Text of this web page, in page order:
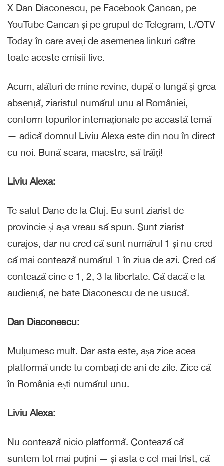
X Dan Diaconescu, pe Facebook Cancan, pe
YouTube Cancan și pe grupul de Telegram, t./OTV
Today în care aveți de asemenea linkuri către
toate aceste emisii live.
Acum, alături de mine revine, după o lungă și grea
absență, ziaristul numărul unu al României,
conform topurilor internaționale pe această temă
— adică domnul Liviu Alexa este din nou în direct
cu noi. Bună seara, maestre, să trăiți!
Liviu Alexa:
Te salut Dane de la Cluj. Eu sunt ziarist de
provincie și așa vreau să spun. Sunt ziarist
curajos, dar nu cred că sunt numărul 1 și nu cred
că mai contează numărul 1 în ziua de azi. Cred că
contează cine e 1, 2, 3 la libertate. Că dacă e la
audiență, ne bate Diaconescu de ne usucă.
Dan Diaconescu:
Mulțumesc mult. Dar asta este, așa zice acea
platformă unde tu combați de ani de zile. Zice că
în România ești numărul unu.
Liviu Alexa:
Nu contează nicio platformă. Contează că
suntem tot mai puțini — și asta e cel mai trist, că